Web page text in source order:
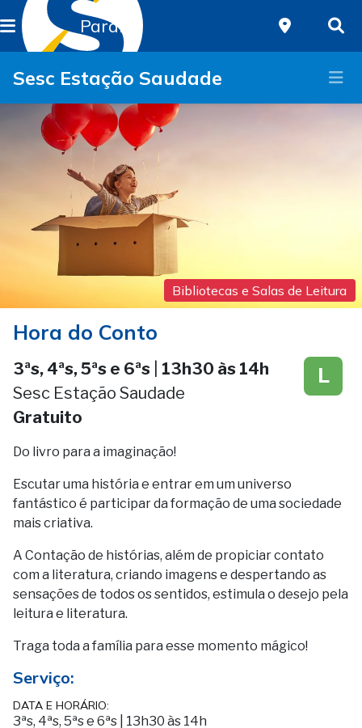
Paraná
Sesc Estação Saudade
Bibliotecas e Salas de Leitura
Hora do Conto
L
3ªs, 4ªs, 5ªs e 6ªs
13h30 às 14h
Sesc Estação Saudade
Gratuito
Do livro para a imaginação!
Escutar uma história e entrar em um universo
fantástico é participar da formação de uma sociedade
mais criativa.
A Contação de histórias, além de propiciar contato
com a literatura, criando imagens e despertando as
sensações de todos os sentidos, estimula o desejo pela
leitura e literatura.
Traga toda a família para esse momento mágico!
Serviço:
DATA E HORÁRIO:
3ªs, 4ªs, 5ªs e 6ªs 13h30 às 14h